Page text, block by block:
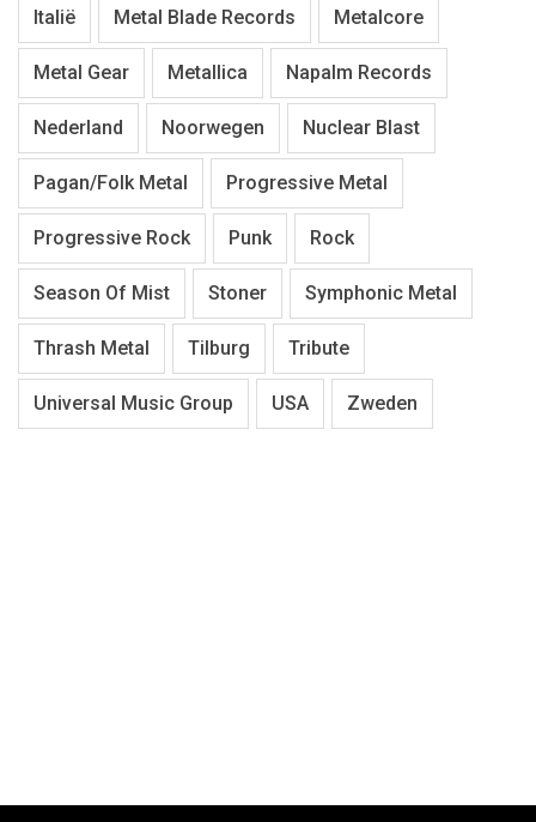
Italië Metal Blade Records Metalcore
Metal Gear Metallica Napalm Records
Nederland Noorwegen Nuclear Blast
Pagan/Folk Metal Progressive Metal
Progressive Rock Punk Rock
Season Of Mist Stoner Symphonic Metal
Thrash Metal Tilburg Tribute
Universal Music Group USA Zweden